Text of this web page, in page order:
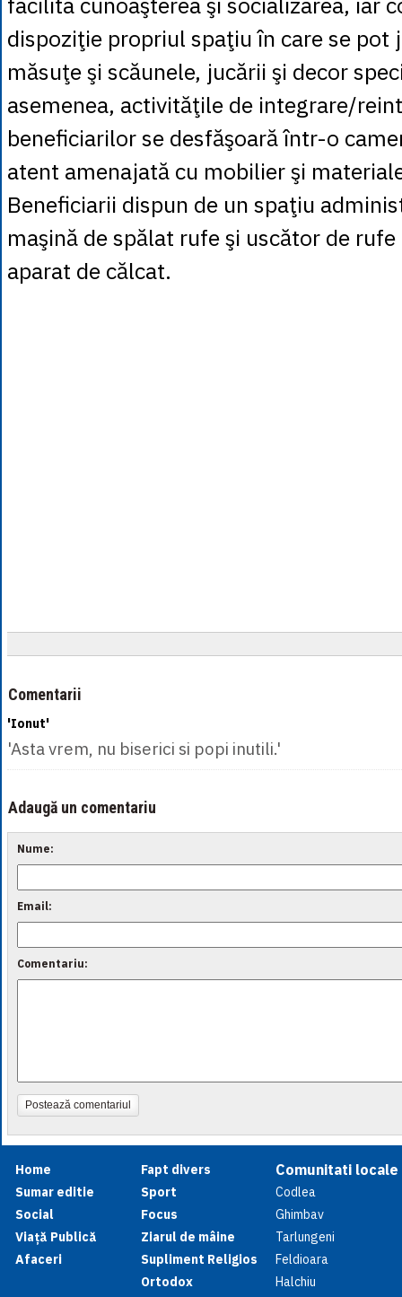
dispoziţie propriul spaţiu în care se pot
măsuţe şi scăunele, jucării şi decor
asemenea, activităţile de integrare/
beneficiarilor se desfăşoară într-o
atent amenajată cu mobilier şi
Beneficiarii dispun de un spaţiu
maşină de spălat rufe şi uscător de
aparat de călcat.
Comentarii
'Ionut'
'Asta vrem, nu biserici si popi inutili.'
Adaugă un comentariu
Nume:
Email:
Comentariu:
Postează comentariul
Home
Sumar editie
Social
Viață Publică
Afaceri
Fapt divers
Sport
Focus
Ziarul de mâine
Supliment Religios
Ortodox
Comunitati locale
Codlea
Ghimbav
Tarlungeni
Feldioara
Halchiu